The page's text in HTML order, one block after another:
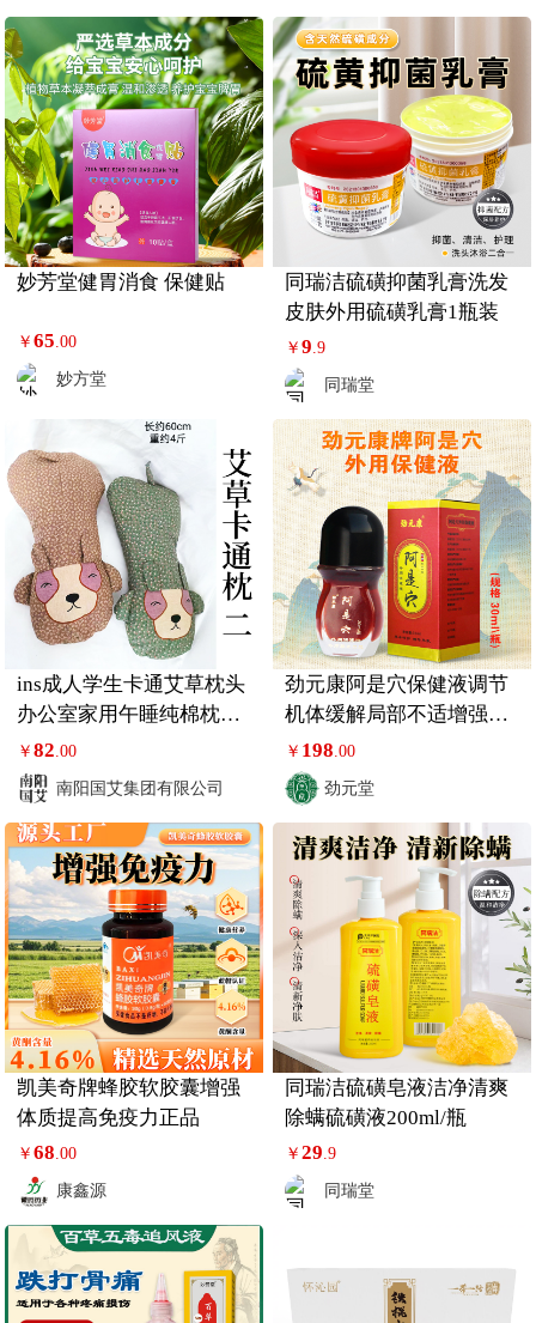
妙芳堂健胃消食 保健贴
￥65.00
妙方堂
同瑞洁硫磺抑菌乳膏洗发
皮肤外用硫磺乳膏1瓶装
￥9.9
同瑞堂
ins成人学生卡通艾草枕头
办公室家用午睡纯棉枕套
单人
￥82 .00
南阳国艾集团有限公司
劲元康阿是穴保健液调节
机体缓解局部不适增强健
康保健液
￥ 198 .00
劲元堂
凯美奇牌蜂胶软胶囊增强
体质提高免疫力正品
￥68.00
康鑫源
同瑞洁硫磺皂液洁净清爽
除螨硫磺液200ml/瓶
￥29.9
同瑞堂